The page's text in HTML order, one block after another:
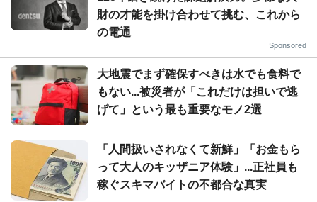
財の才能を掛け合わせて挑む、これから
の電通
Sponsored
大地震でまず確保すべきは水でも食料で
もない...被災者が「これだけは担いで逃
げて」という最も重要なモノ2選
「人間扱いされなくて新鮮」「お金もら
って大人のキッザニア体験」...正社員も
稼ぐスキマバイトの不都合な真実